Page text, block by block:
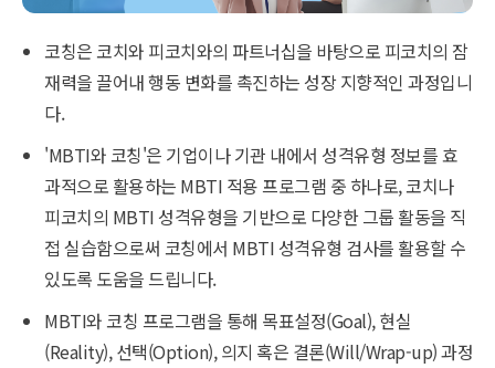
코칭은 코치와 피코치와의 파트너십을 바탕으로 피코치의 잠
재력을 끌어내 행동 변화를 촉진하는 성장 지향적인 과정입니
다.
'MBTI와 코칭'은 기업이나 기관 내에서 성격유형 정보를 효
과적으로 활용하는 MBTI 적용 프로그램 중 하나로, 코치나
피코치의 MBTI 성격유형을 기반으로 다양한 그룹 활동을 직
접 실습함으로써 코칭에서 MBTI 성격유형 검사를 활용할 수
있도록 도움을 드립니다.
MBTI와 코칭 프로그램을 통해 목표설정(Goal), 현실
(Reality), 선택(Option), 의지 혹은 결론(Will/Wrap-up) 과정